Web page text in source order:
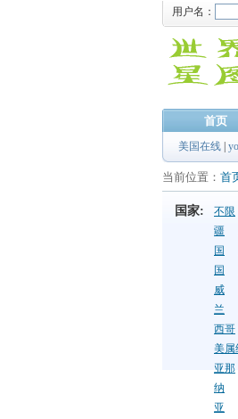
用户名：
首页
美国在线
当前位置： 首
国家: 不限
疆
国
国
威
兰
西哥
美属
亚那
纳
亚